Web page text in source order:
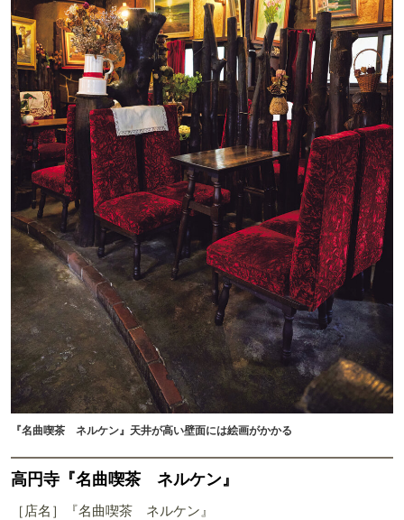
『名曲喫茶 ネルケン』天井が高い壁面には絵画がかかる
高円寺『名曲喫茶 ネルケン』
［店名］『名曲喫茶 ネルケン』